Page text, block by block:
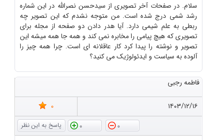
سلام. در صفحات آخر تصویری از سیدحسن نصرالله در این شماره
رشد شمی درج شده است. من متوجه نشدم که این تصویر چه
ربطی به علم شیمی دارد. آیا هدر دادن دو صفحه از مجله برای
تصویری که هیچ پیامی را مخابره نمی کند و همه جا همه میشه این
تصویر و نوشته را پیدا کرد کار عاقلانه ای است. چرا همه چیز را
آلوده به سیاست و ایدئولوژیک می کنید؟
فاطمه رجبی
۱۴۰۳/۱۲/۱۶
0
0
0